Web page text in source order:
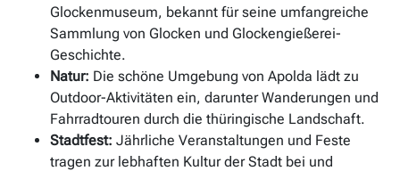
Glockenmuseum, bekannt für seine umfangreiche
Sammlung von Glocken und Glockengießerei-
Geschichte.
Natur: Die schöne Umgebung von Apolda lädt zu
Outdoor-Aktivitäten ein, darunter Wanderungen und
Fahrradtouren durch die thüringische Landschaft.
Stadtfest: Jährliche Veranstaltungen und Feste
tragen zur lebhaften Kultur der Stadt bei und